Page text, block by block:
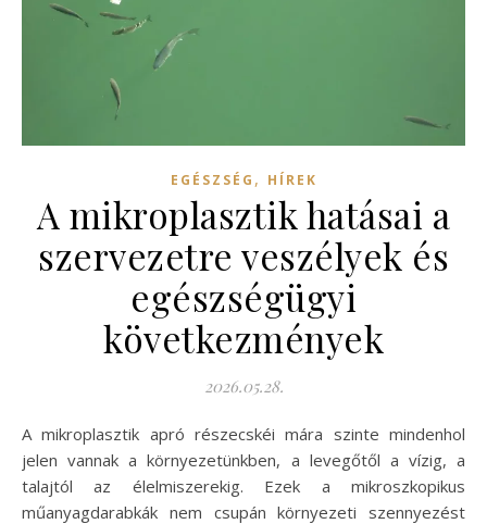
EGÉSZSÉG , HÍREK
A mikroplasztik hatásai a
szervezetre veszélyek és
egészségügyi
következmények
2026.05.28.
A mikroplasztik apró részecskéi mára szinte mindenhol
jelen vannak a környezetünkben, a levegőtől a vízig, a
talajtól az élelmiszerekig. Ezek a mikroszkopikus
műanyagdarabkák nem csupán környezeti szennyezést